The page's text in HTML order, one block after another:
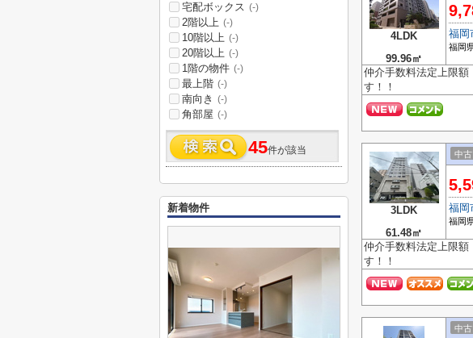
4LDK
99.96㎡
福岡
福岡
仲介手数料法定上限
す！！
3LDK
61.48㎡
中
福岡
福岡
仲介手数料法定上限
す！！
中
宅配ボックス (-)
2階以上 (-)
10階以上 (-)
20階以上 (-)
1階の物件 (-)
最上階 (-)
南向き (-)
角部屋 (-)
45件が該当
新着物件